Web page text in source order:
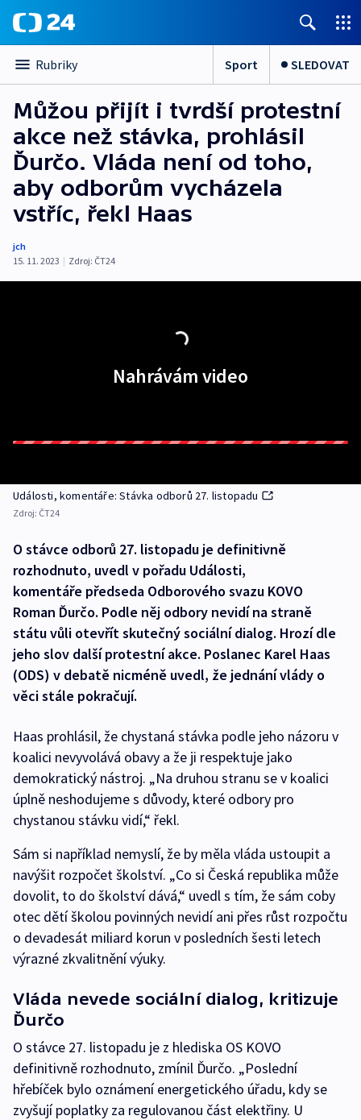
Rubriky Sport SLEDOVAT
Můžou přijít i tvrdší protestní
akce než stávka, prohlásil
Ďurčo. Vláda není od toho,
aby odborům vycházela
vstříc, řekl Haas
jch
15. 11. 2023 | Zdroj: ČT24
Nahrávám video
Události, komentáře: Stávka odborů 27. listopadu
Zdroj: ČT24
O stávce odborů 27. listopadu je definitivně
rozhodnuto, uvedl v pořadu Události,
komentáře předseda Odborového svazu KOVO
Roman Ďurčo. Podle něj odbory nevidí na straně
státu vůli otevřít skutečný sociální dialog. Hrozí dle
jeho slov další protestní akce. Poslanec Karel Haas
(ODS) v debatě nicméně uvedl, že jednání vlády o
věci stále pokračují.
Haas prohlásil, že chystaná stávka podle jeho názoru v
koalici nevyvolává obavy a že ji respektuje jako
demokratický nástroj. „Na druhou stranu se v koalici
úplně neshodujeme s důvody, které odbory pro
chystanou stávku vidí,“ řekl.
Sám si například nemyslí, že by měla vláda ustoupit a
navýšit rozpočet školství. „Co si Česká republika může
dovolit, to do školství dává,“ uvedl s tím, že sám coby
otec dětí školou povinných nevidí ani přes růst rozpočtu
o devadesát miliard korun v posledních šesti letech
výrazné zkvalitnění výuky.
Vláda nevede sociální dialog, kritizuje
Ďurčo
O stávce 27. listopadu je z hlediska OS KOVO
definitivně rozhodnuto, zmínil Ďurčo. „Poslední
hřebíček bylo oznámení energetického úřadu, kdy se
zvyšují poplatky za regulovanou část elektřiny. U